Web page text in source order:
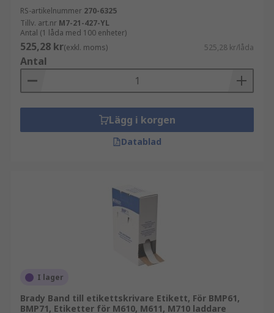
RS-artikelnummer 270-6325
Tillv. art.nr M7-21-427-YL
Antal (1 låda med 100 enheter)
525,28 kr(exkl. moms) 525,28 kr/låda
Antal
Lägg i korgen
Datablad
I lager
Brady Band till etikettskrivare Etikett, För BMP61,
BMP71, Etiketter för M610, M611, M710 laddare